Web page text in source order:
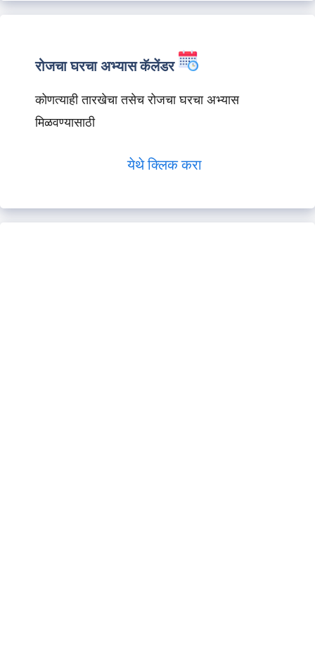
रोजचा घरचा अभ्यास कॅलेंडर
कोणत्याही तारखेचा तसेच रोजचा घरचा अभ्यास
मिळवण्यासाठी
येथे क्लिक करा